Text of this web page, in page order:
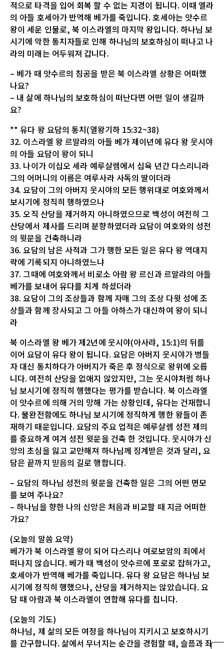
적으로 타격을 입어 회복 할 수 없는 지경이 됩니다. 이때 엘라
의 아들 호세아가 반역해 베가를 죽입니다. 호세아는 앗수르
왕이 세운 인물로, 북 이스라엘의 마지막 왕입니다. 하나님 보
시기에 악한 통치자들로 인해 하나님의 보호하심이 떠나고 나
라의 미래는 어두워져 갑니다.
– 베가 때 앗수르의 침공을 받은 북 이스라엘 상황은 어떠했
나요?
– 내 삶에 하나님의 보호하심이 떠난다면 어떤 일이 생길까
요?
** 유다 왕 요담의 통치(열왕기하 15:32~38)
32. 이스라엘 왕 르말랴의 아들 베가 제이년에 유다 왕 웃시야
의 아들 요담이 왕이 되니
33. 나이가 이십오 세라 예루살렘에서 십육 년간 다스리니라
그의 어머니의 이름은 여루사라 사독의 딸이더라
34. 요담이 그의 아버지 웃시야의 모든 행위대로 여호와께서
보시기에 정직히 행하였으나
35. 오직 산당을 제거하지 아니하였으므로 백성이 여전히 그
산당에서 제사를 드리며 분향하였더라 요담이 여호와의 성전
의 윗문을 건축하니라
36. 요담의 남은 사적과 그가 행한 모든 일은 유다 왕 역대지
략에 기록되지 아니하였느냐
37. 그때에 여호와께서 비로소 아람 왕 르신과 르말랴의 아들
베가를 보내어 유다를 치게 하셨더라
38. 요담이 그의 조상들과 함께 자매 그의 조상 다윗 성에 조
상들과 함께 장사되고 그 아들 아하스가 대신하여 왕이 되니
라
북 이스라엘 왕 베가 제2년에 웃시야(아사랴, 15:1)의 뒤를
이어 요담이 유다 왕이 됩니다. 요담은 아버지 웃시야가 병들
자 대신 통치하다가 아버지가 죽은 후 정식으로 왕위에 오릅
니다. 여전히 산당을 없애지 않았지만, 그는 웃시야처럼 하나
님 보시기에 정직히 행했다는 평가를 받습니다. 북 이스라엘
이 앗수르에 의해 거의 망해 가는 상황인데, 유다는 건재합니
다. 불완전함에도 하나님 보시기에 정직하게 행한 왕들이 존
재하기 때문입니다. 요담의 주요 업적은 예루살렘 성전 제의
를 중요하게 여겨 성전 윗문을 건축 한 것입니다. 웃시야가 신
앙의 초심을 잃고 교만해져 하나님께 징계받은 것과 달리, 요
담은 끝까지 믿음의 길로 행합니다.
– 요담의 하나님 성전의 윗문을 건축한 일은 그의 어떤 면모
를 보여 주나요?
– 하나님을 향한 나의 신앙은 처음과 비교할 때 지금 어떠한
가요?
(오늘의 말씀 요약)
베가가 북 이스라엘 왕이 되어 다스리나 여로보암의 죄에서
떠나지 않습니다. 베가 때 백성이 앗수르에 포로로 잡혀가고,
호세아가 반역해 베가를 죽입니다. 유다 왕 요담은 하나님 보
시기에 정직히 행했으나, 산당을 제거하지는 않았습니다. 요
담 때 아람과 북 이스라엘이 연합해 유다를 칩니다.
(오늘의 기도)
하나님, 제 삶의 모든 여정을 하나님이 지키시고 보호하시기
를 간구합니다. 삶에서 무너지는 순간을 경험할 때, 슬픔과 좌